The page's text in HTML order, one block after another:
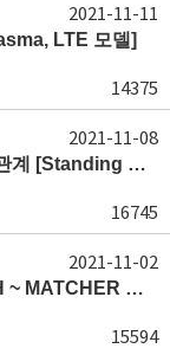
LTE 모델]
14375
2021-11-11
RF 주파수와 공정 Chamber 크기의 상관관계 [Standing wave effect]
16745
2021-11-08
IMPEDANCE MATCHING PATH에서 S/H ~ MATCHER 간 전력전송 방법들에 대해 문의드립니다. [접촉 저항]
15594
2021-11-02